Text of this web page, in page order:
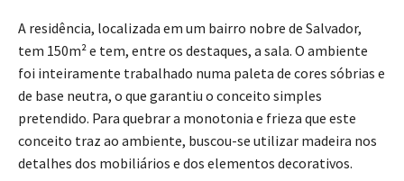
A residência, localizada em um bairro nobre de Salvador,
tem 150m² e tem, entre os destaques, a sala. O ambiente
foi inteiramente trabalhado numa paleta de cores sóbrias e
de base neutra, o que garantiu o conceito simples
pretendido. Para quebrar a monotonia e frieza que este
conceito traz ao ambiente, buscou-se utilizar madeira nos
detalhes dos mobiliários e dos elementos decorativos.